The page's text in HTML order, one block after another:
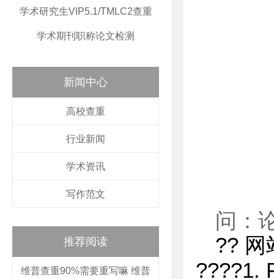
学术研究生VIP5.1/TMLC2查重
学术期刊职称论文检测
新闻中心
高校查重
行业新闻
学术资讯
写作范文
推荐阅读
维普查重90%需要重写嘛 维普
问：
?? 网
????1.